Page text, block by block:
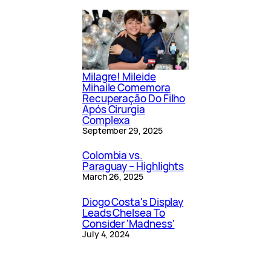
Milagre! Mileide
Mihaile Comemora
Recuperação Do Filho
Após Cirurgia
Complexa
September 29, 2025
Colombia vs.
Paraguay – Highlights
March 26, 2025
Diogo Costa's Display
Leads Chelsea To
Consider 'Madness'
July 4, 2024